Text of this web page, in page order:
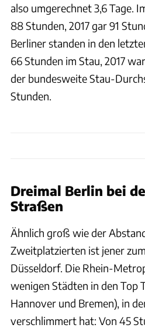
also umgerechnet 3,6 Tage.
88 Stunden, 2017 gar 91
Berliner standen in den
66 Stunden im Stau, 2017
der bundesweite Stau-
Stunden.
Dreimal Berlin bei
Straßen
Ähnlich groß wie der
Zweitplatzierten ist jener
Düsseldorf. Die Rhein-
wenigen Städten in den Top
Hannover und Bremen), in
verschlimmert hat: Von 45